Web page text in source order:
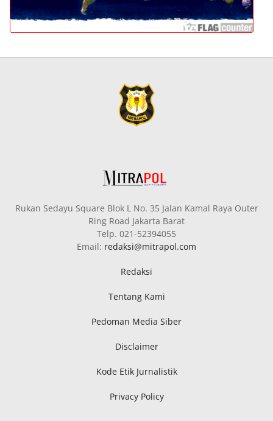
Rukan Sedayu Square Blok L No. 35 Jalan Kamal Raya Outer
Ring Road Jakarta Barat
Telp. 021-52394055
Email: redaksi@mitrapol.com
Redaksi
Tentang Kami
Pedoman Media Siber
Disclaimer
Kode Etik Jurnalistik
Privacy Policy